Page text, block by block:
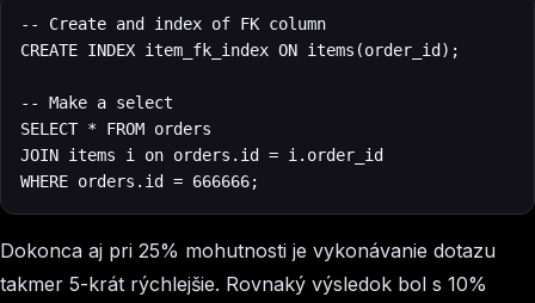
‍-- Create and index of FK column
CREATE INDEX item_fk_index ON items(order_id);
-- Make a select
SELECT * FROM orders
JOIN items i on orders.id = i.order_id
WHERE orders.id = 666666;
Dokonca aj pri 25% mohutnosti je vykonávanie dotazu
takmer 5-krát rýchlejšie. Rovnaký výsledok bol s 10%